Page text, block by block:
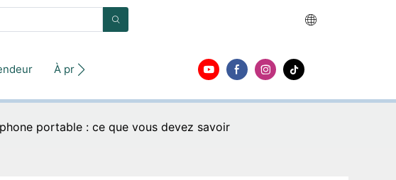
À propos
portable : ce que vous devez savoir